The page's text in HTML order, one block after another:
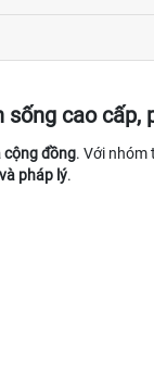
cao cấp,
cộng đồng. Với nhóm
pháp lý.